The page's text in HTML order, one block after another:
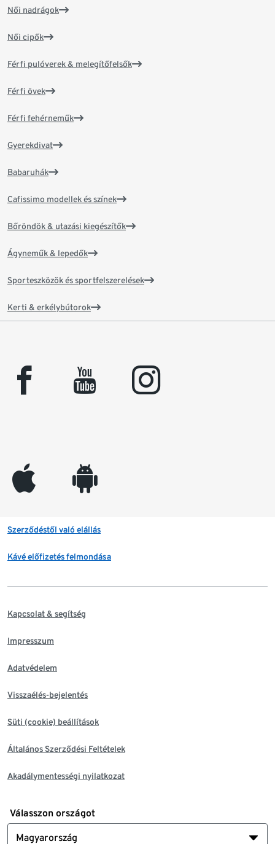
Női nadrágok
Női cipők
Férfi pulóverek & melegítőfelsők
Férfi övek
Férfi fehérneműk
Gyerekdivat
Babaruhák
Cafissimo modellek és színek
Bőröndök & utazási kiegészítők
Ágyneműk & lepedők
Sporteszközök és sportfelszerelések
Kerti & erkélybútorok
facebook youtube instagram
appleinc android
Szerződéstől való elállás
Kávé előfizetés felmondása
Kapcsolat & segítség
Impresszum
Adatvédelem
Visszaélés-bejelentés
Süti (cookie) beállítások
Általános Szerződési Feltételek
Akadálymentességi nyilatkozat
Válasszon országot
Magyarország